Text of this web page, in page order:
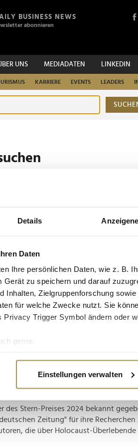
Details
Daten
Ihre persönlichen Daten, wie z. B.
zu speichern und darauf
Inhalten, Zielgruppenforschung
für welche Zwecke nutzt. Sie
Trigger Symbol ändern oder
gerne:
Daten verarbeitet
Anzeigen zu personalisieren,
analysieren. Außerdem geben wir
Medien, Werbung und Analysen
Einstellungen verwalten
BUSINESS NEWS
abonnieren
UNS MEDIADATEN LINKEDIN
KARRIERE EVENTS LEADERS
Setzen Sie die gesuchten
Nachname".
des Jahres
über einen möglichen
Patient:innen oder Reportagen
Arbeiten hat der stern am
verliehen....
Journalismus
des Stern-Preises 2024 bekannt
Zeitung" für ihre Recherchen
die über Holocaust-Überlebende